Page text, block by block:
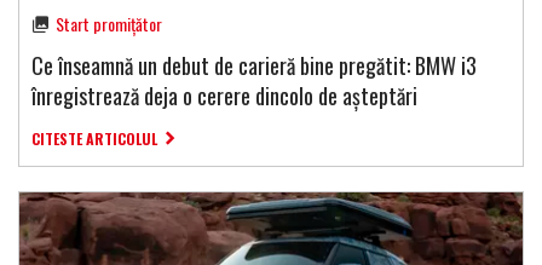
Start promițător
Ce înseamnă un debut de carieră bine pregătit: BMW i3
înregistrează deja o cerere dincolo de așteptări
CITESTE ARTICOLUL